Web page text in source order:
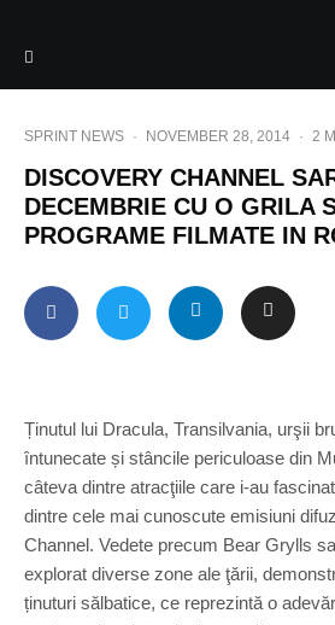
SPRINT NEWS · NOVEMBER 28, 2014 · 2
DISCOVERY CHANNEL
DECEMBRIE CU O GRILA
PROGRAME FILMATE IN
Ținutul lui Dracula, Transilvania, urşii
întunecate și stâncile periculoase din
câteva dintre atracţiile care i-au
dintre cele mai cunoscute emisiuni
Channel. Vedete precum Bear Grylls
explorat diverse zone ale ţării,
ținuturi sălbatice, ce reprezintă o